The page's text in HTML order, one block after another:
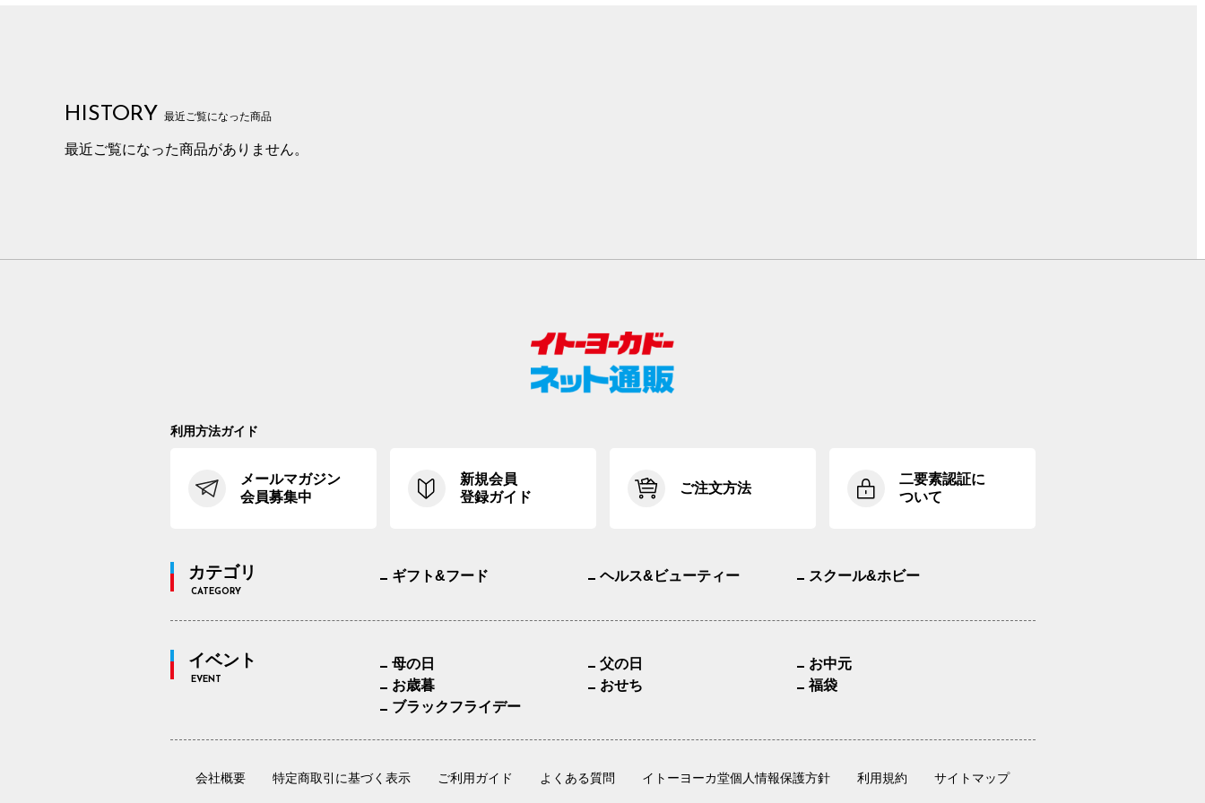
HISTORY 最近ご覧になった商品
最近ご覧になった商品がありません。
利用方法ガイド
メールマガジン
会員募集中
新規会員
登録ガイド
ご注文方法
二要素認証に
ついて
カテゴリ
CATEGORY
ギフト&フード ヘルス&ビューティー スクール&ホビー
イベント
EVENT
母の日 父の日
お中元
お歳暮
おせち
福袋
ブラックフライデー
会社概要 特定商取引に基づく表示 ご利用ガイド よくある質問 イトーヨーカ堂個人情報保護方針 利用規約 サイトマップ